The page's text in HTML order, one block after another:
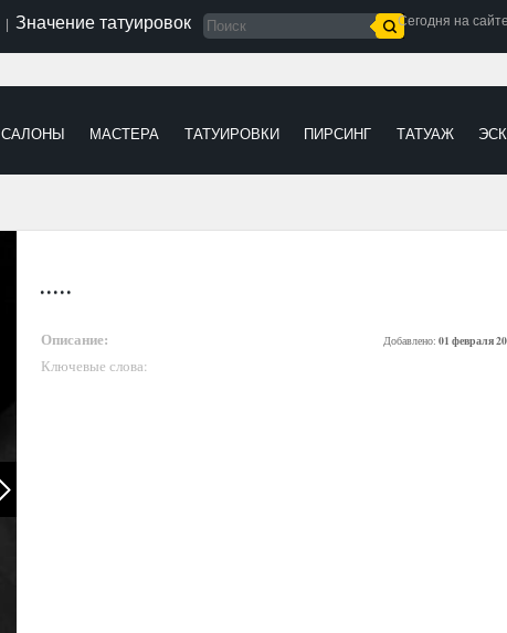
Значение татуировок Сегодня на сайте
САЛОНЫ МАСТЕРА ТАТУИРОВКИ ПИРСИНГ ТАТУАЖ
.....
Описание: Добавлено: 01 февраля
Ключевые слова: